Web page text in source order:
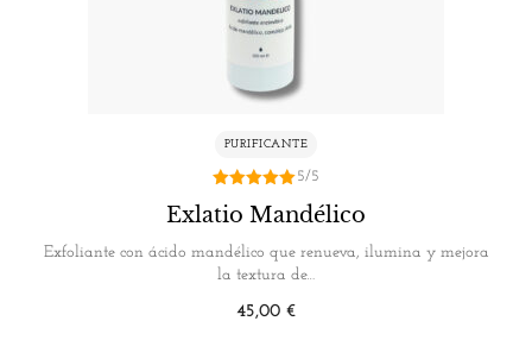
PURIFICANTE
de 5
5/5
Exlatio Mandélico
Exfoliante con ácido mandélico que renueva, ilumina y mejora
la textura de…
45,00 €